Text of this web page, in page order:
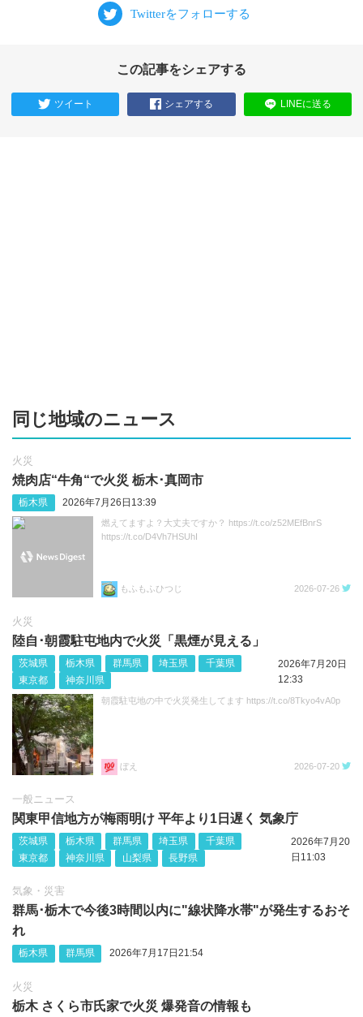
この記事をシェアする
ツイート シェアする LINEに送る
同じ地域のニュース
火災
焼肉店“牛角“で火災 栃木･真岡市
栃木県 2026年7月26日13:39
燃えてますよ？大丈夫ですか？ https://t.co/z52MEfBnrS
https://t.co/D4Vh7HSUhI
もふもふひつじ 2026-07-26
火災
陸自･朝霞駐屯地内で火災「黒煙が見える」
茨城県 栃木県 群馬県 埼玉県
千葉県
東京都
神奈川県
2026年7月20日
12:33
朝霞駐屯地の中で火災発生してます https://t.co/8Tkyo4vA0p
ぼえ 2026-07-20
一般ニュース
関東甲信地方が梅雨明け 平年より1日遅く 気象庁
茨城県 栃木県 群馬県 埼玉県
千葉県
東京都
神奈川県 山梨県 長野県
2026年7月20
日11:03
気象・災害
群馬･栃木で今後3時間以内に"線状降水帯"が発生するおそ
れ
栃木県 群馬県 2026年7月17日21:54
火災
栃木 さくら市氏家で火災 爆発音の情報も